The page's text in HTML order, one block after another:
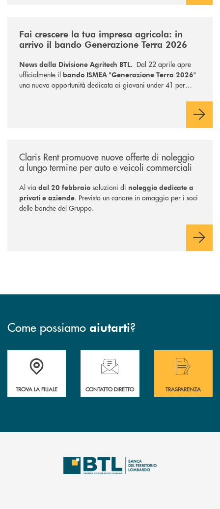
Fai crescere la tua impresa agricola: in
arrivo il bando Generazione Terra 2026
News dalla Divisione Agritech BTL. Dal 22 aprile apre
ufficialmente il bando ISMEA "Generazione Terra 2026"
una nuova opportunità dedicata ai giovani under 41 per
condizioni agevolate e premi di insediamento per le start-up.
Claris Rent promuove nuove offerte di noleggio
a lungo termine per auto e veicoli commerciali
Al via dal 20 febbraio soluzioni di noleggio dedicate a
privati e aziende. Previsto un canone in omaggio per i soci
delle banche del Gruppo.
Come possiamo aiutarti?
Accedi all' elenco completo delle filiali .
TROVA LA FILIALE
Hai bisogno di assistenza immediata?
CONTATTO DIRETTO
Hai bisogno di
TRASPARENZA